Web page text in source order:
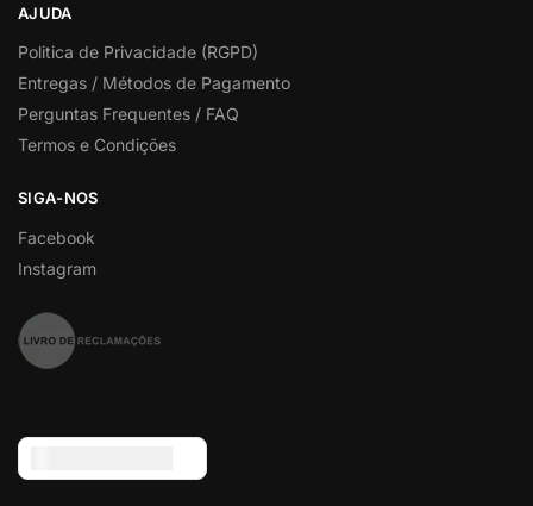
AJUDA
Politica de Privacidade (RGPD)
Entregas / Métodos de Pagamento
Perguntas Frequentes / FAQ
Termos e Condições
SIGA-NOS
Facebook
Instagram